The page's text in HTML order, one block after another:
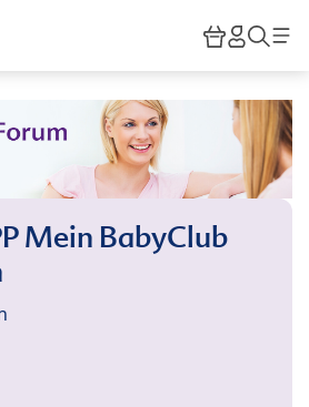
HiPP
Mein BabyClub